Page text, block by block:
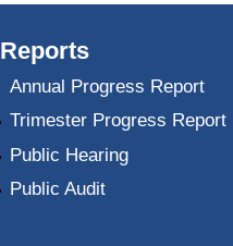
Reports
Annual Progress Report
Trimester Progress Report
Public Hearing
Public Audit